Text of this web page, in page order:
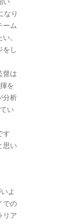
なり
ーム
。
をし
督は
を
分析
い
す
思い
よ
での
リア